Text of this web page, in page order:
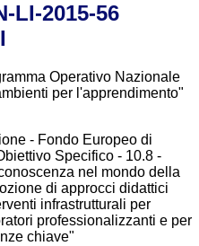
LI-2015-56
Operativo Nazionale
per l'apprendimento"
- Fondo Europeo di
Specifico - 10.8 -
nel mondo della
di approcci didattici
infrastrutturali per
professionalizzanti e per
chiave"